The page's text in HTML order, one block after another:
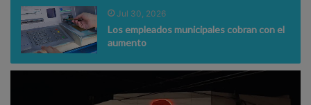
Jul 30, 2026
Los empleados municipales cobran con el
aumento